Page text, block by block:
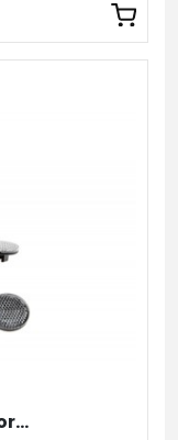
Reflector voor Family wit (voorzijde)